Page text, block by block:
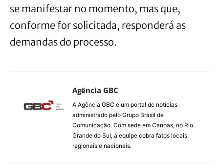
se manifestar no momento, mas que,
conforme for solicitada, responderá as
demandas do processo.
Agência GBC
A Agência GBC é um portal de notícias
administrado pelo Grupo Brasil de
Comunicação. Com sede em Canoas, no Rio
Grande do Sul, a equipe cobra fatos locais,
regionais e nacionais.